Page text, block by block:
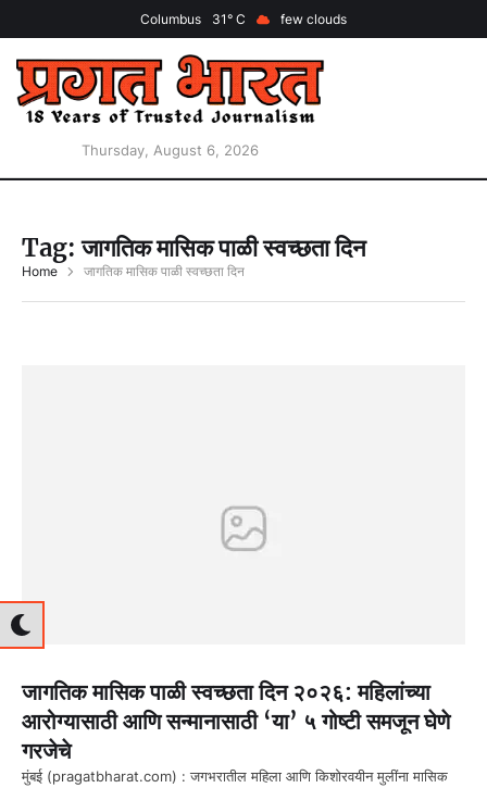
Columbus 31 few clouds
Thursday, August 6, 2026
Tag:जागतिक मासिक पाळी स्वच्छता दिन
Home जागतिक मासिक पाळी स्वच्छता दिन
जागतिक मासिक पाळी स्वच्छता दिन २०२६: महिलांच्या
आरोग्यासाठी आणि सन्मानासाठी ‘या’ ५ गोष्टी समजून घेणे
गरजेचे
मुंबई (pragatbharat.com) : जगभरातील महिला आणि किशोरवयीन मुलींना मासिक